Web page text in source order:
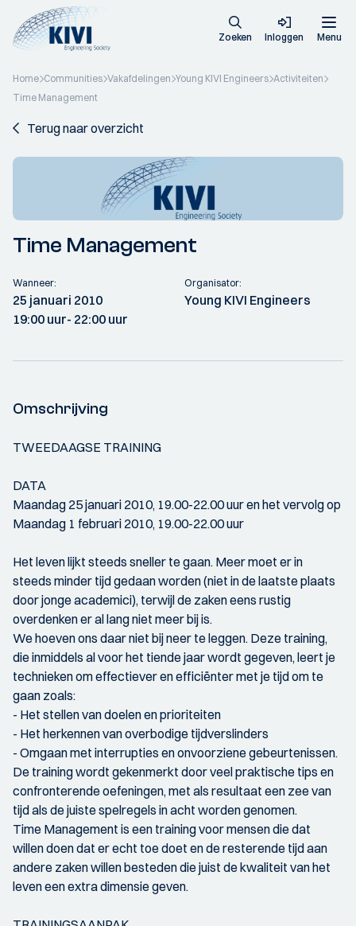
Zoeken Inloggen Menu
Home Communities Vakafdelingen Young KIVI Engineers Activiteiten
Time Management
Terug naar overzicht
Time Management
Wanneer:
25 januari 2010
19:00 uur- 22:00 uur
Organisator:
Young KIVI Engineers
Omschrijving
TWEEDAAGSE TRAINING
DATA
Maandag 25 januari 2010, 19.00-22.00 uur en het vervolg op
Maandag 1 februari 2010, 19.00-22.00 uur
Het leven lijkt steeds sneller te gaan. Meer moet er in
steeds minder tijd gedaan worden (niet in de laatste plaats
door jonge academici), terwijl de zaken eens rustig
overdenken er al lang niet meer bij is.
We hoeven ons daar niet bij neer te leggen. Deze training,
die inmiddels al voor het tiende jaar wordt gegeven, leert je
technieken om effectiever en efficiënter met je tijd om te
gaan zoals:
- Het stellen van doelen en prioriteiten
- Het herkennen van overbodige tijdverslinders
- Omgaan met interrupties en onvoorziene gebeurtenissen.
De training wordt gekenmerkt door veel praktische tips en
confronterende oefeningen, met als resultaat een zee van
tijd als de juiste spelregels in acht worden genomen.
Time Management is een training voor mensen die dat
willen doen dat er echt toe doet en de resterende tijd aan
andere zaken willen besteden die juist de kwaliteit van het
leven een extra dimensie geven.